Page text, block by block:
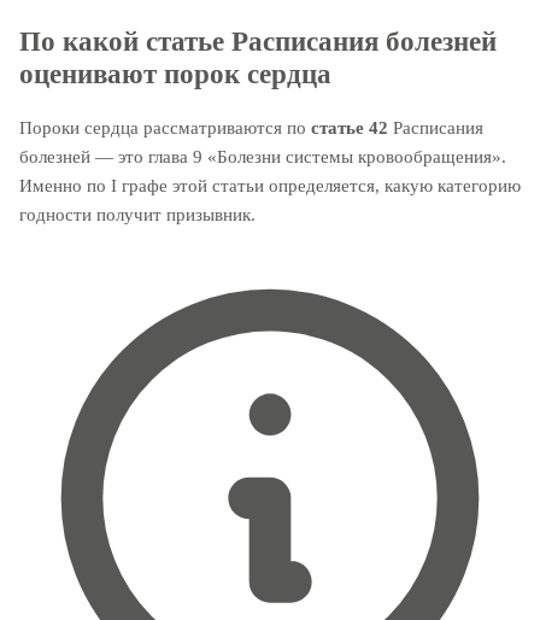
По какой статье Расписания болезней
оценивают порок сердца
Пороки сердца рассматриваются по статье 42 Расписания
болезней — это глава 9 «Болезни системы кровообращения».
Именно по I графе этой статьи определяется, какую категорию
годности получит призывник.